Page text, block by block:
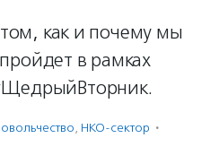
том, как и почему мы
в рамках
, НКО-сектор ·